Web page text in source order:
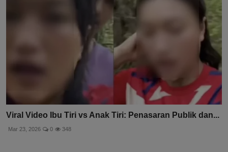
Viral Video Ibu Tiri vs Anak Tiri: Penasaran Publik dan...
Mar 23, 2026 0 348